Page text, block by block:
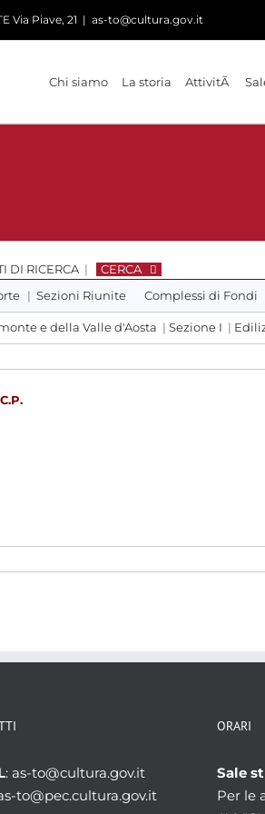
Via Piave, 21 | as-to@cultura.gov.it
Chi siamo La storia AttivitÃ
DI RICERCA |
CERCA
| Sezioni Riunite Complessi di Fondi
e della Valle d'Aosta | Sezione I |
: as-to@cultura.gov.it
to@pec.cultura.gov.it
ORARI
Sale
Per le